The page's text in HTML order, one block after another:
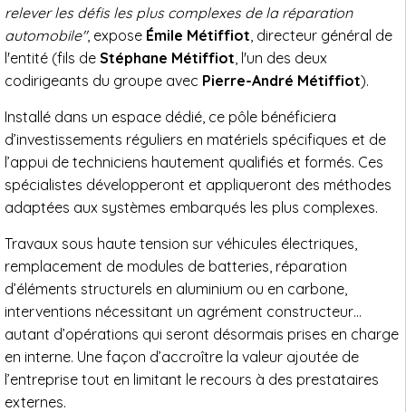
relever les défis les plus complexes de la réparation
automobile", expose Émile Métiffiot , directeur général de
l'entité (fils de Stéphane Métiffiot , l'un des deux
codirigeants du groupe avec Pierre-André Métiffiot).
Installé dans un espace dédié, ce pôle bénéficiera
d’investissements réguliers en matériels spécifiques et de
l’appui de techniciens hautement qualifiés et formés. Ces
spécialistes développeront et appliqueront des méthodes
adaptées aux systèmes embarqués les plus complexes.
Travaux sous haute tension sur véhicules électriques,
remplacement de modules de batteries, réparation
d’éléments structurels en aluminium ou en carbone,
interventions nécessitant un agrément constructeur…
autant d’opérations qui seront désormais prises en charge
en interne. Une façon d’accroître la valeur ajoutée de
l’entreprise tout en limitant le recours à des prestataires
externes.